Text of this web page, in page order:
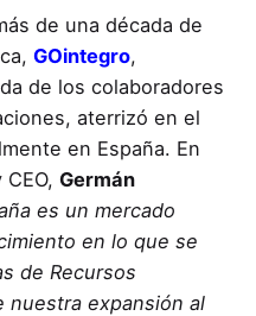
de una década de
GOintegro,
de los colaboradores
aterrizó en el
en España. En
Germán
es un mercado
en lo que se
de Recursos
nuestra expansión al